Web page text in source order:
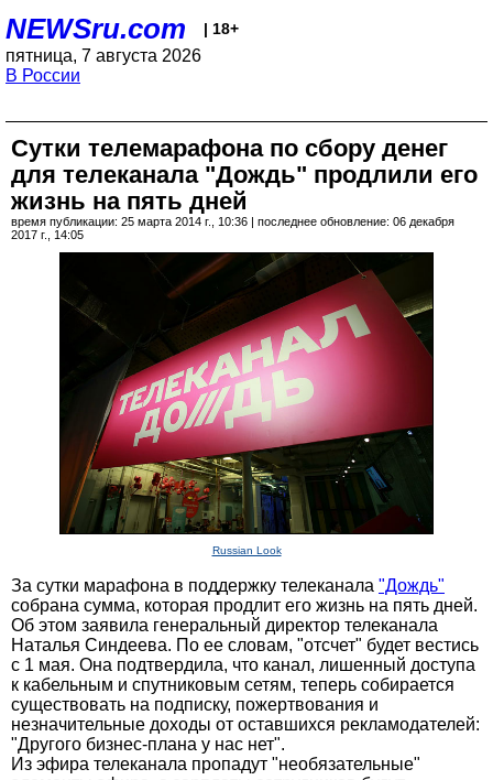
NEWSru.com | 18+
пятница, 7 августа 2026
В России
Сутки телемарафона по сбору денег
для телеканала "Дождь" продлили его
жизнь на пять дней
время публикации: 25 марта 2014 г., 10:36 | последнее обновление: 06 декабря
2017 г., 14:05
Russian Look
За сутки марафона в поддержку телеканала "Дождь"
собрана сумма, которая продлит его жизнь на пять дней.
Об этом заявила генеральный директор телеканала
Наталья Синдеева. По ее словам, "отсчет" будет вестись
с 1 мая. Она подтвердила, что канал, лишенный доступа
к кабельным и спутниковым сетям, теперь собирается
существовать на подписку, пожертвования и
незначительные доходы от оставшихся рекламодателей:
"Другого бизнес-плана у нас нет".
Из эфира телеканала пропадут "необязательные"